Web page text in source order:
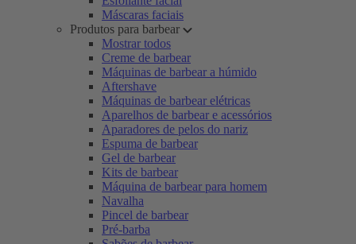
Máscaras faciais
Produtos para barbear
Mostrar todos
Creme de barbear
Máquinas de barbear a húmido
Aftershave
Máquinas de barbear elétricas
Aparelhos de barbear e acessórios
Aparadores de pelos do nariz
Espuma de barbear
Gel de barbear
Kits de barbear
Máquina de barbear para homem
Navalha
Pincel de barbear
Pré-barba